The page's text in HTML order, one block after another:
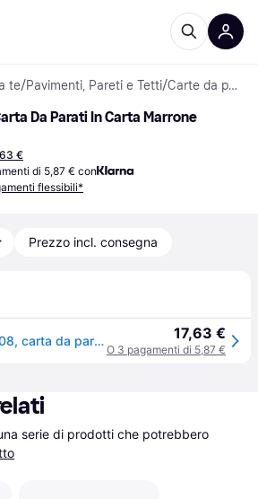
te/Pavimenti, Pareti e Tetti/ Carte da parati
Da Parati In Carta Marrone
€
di 5,87 € con
flessibili*
Prezzo incl. consegna
Carta da parati 278408, carta da parati marrone con effetto legno, pannelli 3D in moderno look scandinavo, parete lamellare, 10,05 m x 0,53 m (lunghezza x larghezza) 17,63 €
O 3 pagamenti di 5,87 €
serie di prodotti che potrebbero